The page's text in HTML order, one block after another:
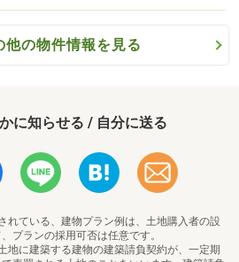
他の物件情報を見る
に知らせる / 自分に送る
れている、建物プラン例は、土地購入者の設
プランの採用可否は任意です。
地に建築する建物の建築請負契約が、一定期